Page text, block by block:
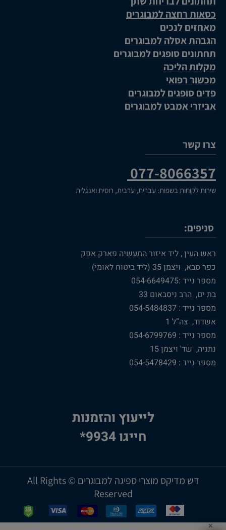
כסאות רחצה למבוגרים
מאחזים לנכים
הגבהת אסלה למבוגרים
תחתונים סופגים למבוגרים
מקלות הליכה
מכשור רפואי
פדים סופגים למבוגרים
אביזרי אמבט למבוגרים
צרו קשר
077-8066357
שירות לקוחות בשפות: עברית, ערבית, רוסית ואנגלית
סניפים:
ראש העין , ליד איזור התעשיה פארק אפק
כפר סבא, ויצמן 35 (ליד ביטוח לאומי)
מספר נייד :054-6649475
בת ים, הרב ניסבאום 33
מספר נייד : 054-5484837
אשדוד, צה”ל 1
מספר נייד : 054-6799769
נתניה, שד' ויצמן 15
מספר נייד : 054-5478429
לייעוץ והזמנות
חייגו 9934*
דש מדיקס מוצרי ספיגה למבוגרים © All Rights
Reserved
✕